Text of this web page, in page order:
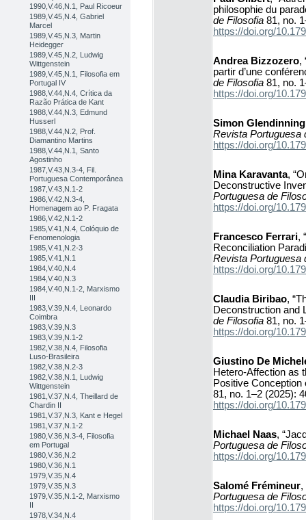
1990,V.46,N.1, Paul Ricoeur
1989,V.45,N.4, Gabriel
Marcel
1989,V.45,N.3, Martin
Heidegger
1989,V.45,N.2, Ludwig
Wittgenstein
1989,V.45,N.1, Filosofia em
Portugal IV
1988,V.44,N.4, Crítica da
Razão Prática de Kant
1988,V.44,N.3, Edmund
Husserl
1988,V.44,N.2, Prof.
Diamantino Martins
1988,V.44,N.1, Santo
Agostinho
1987,V.43,N.3-4, Fil.
Portuguesa Contemporânea
1987,V.43,N.1-2
1986,V.42,N.3-4,
Homenagem ao P. Fragata
1986,V.42,N.1-2
1985,V.41,N.4, Colóquio de
Fenomenologia
1985,V.41,N.2-3
1985,V.41,N.1
1984,V.40,N.4
1984,V.40,N.3
1984,V.40,N.1-2, Marxismo
III
1983,V.39,N.4, Leonardo
Coimbra
1983,V.39,N.3
1983,V.39,N.1-2
1982,V.38,N.4, Filosofia
Luso-Brasileira
1982,V.38,N.2-3
1982,V.38,N.1, Ludwig
Wittgenstein
1981,V.37,N.4, Theillard de
Chardin II
1981,V.37,N.3, Kant e Hegel
1981,V.37,N.1-2
1980,V.36,N.3-4, Filosofia
em Portugal
1980,V.36,N.2
1980,V.36,N.1
1979,V.35,N.4
1979,V.35,N.3
1979,V.35,N.1-2, Marxismo
II
1978,V.34,N.4
philosophie du
de Filosofia 81, no.
https://doi.org/
Andrea Bizzozero,
partir d’une
de Filosofia 81, no.
https://doi.org/
Simon Glendinning
Revista Portuguesa
https://doi.org/
Mina Karavanta,
Deconstructive
Portuguesa de
https://doi.org/
Francesco Ferrari,
Reconciliation
Revista Portuguesa
https://doi.org/
Claudia Biribao,
Deconstruction and
de Filosofia 81, no.
https://doi.org/
Giustino De
Hetero-Affection as
Positive Conception
81, no. 1–2 (2025):
https://doi.org/
Michael Naas,
Portuguesa de
https://doi.org/
Salomé Frémineur,
Portuguesa de
https://doi.org/